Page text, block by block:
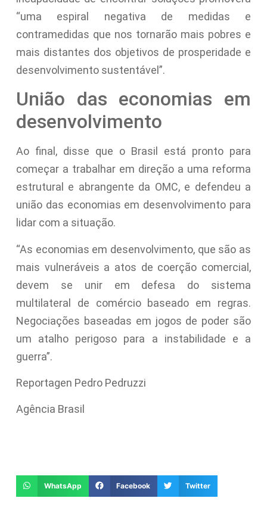
“uma espiral negativa de medidas e
contramedidas que nos tornarão mais pobres e
mais distantes dos objetivos de prosperidade e
desenvolvimento sustentável”.
União das economias em
desenvolvimento
Ao final, disse que o Brasil está pronto para
começar a trabalhar em direção a uma reforma
estrutural e abrangente da OMC, e defendeu a
união das economias em desenvolvimento para
lidar com a situação.
“As economias em desenvolvimento, que são as
mais vulneráveis a atos de coerção comercial,
devem se unir em defesa do sistema
multilateral de comércio baseado em regras.
Negociações baseadas em jogos de poder são
um atalho perigoso para a instabilidade e a
guerra”.
Reportagen Pedro Pedruzzi
Agência Brasil
WhatsApp Facebook Twitter